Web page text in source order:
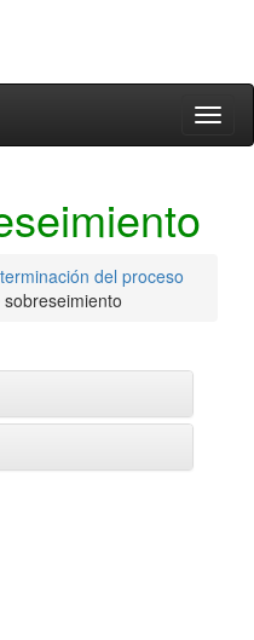
terminación del proceso